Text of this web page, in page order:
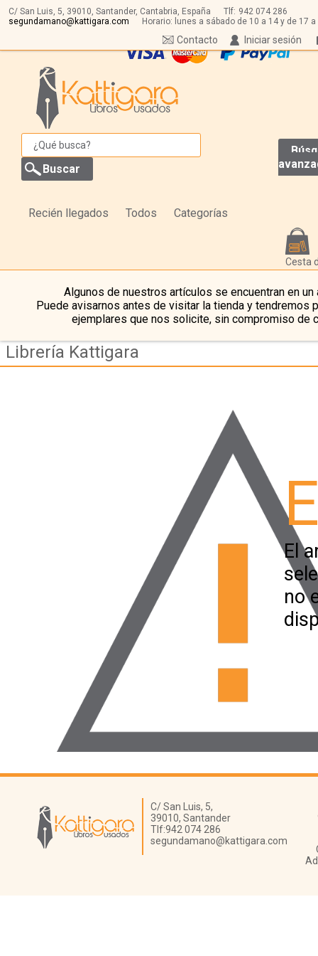
C/ San Luis, 5, 39010, Santander, Cantabria, España Tlf: 942 074 286
segundamano@kattigara.com
Horario: lunes a sábado de 10 a 14 y de 17 a
Iniciar sesión
Contacto
Recién llegados Todos Categorías
Cesta
Algunos de nuestros artículos se encuentran en un
Puede avisarnos antes de visitar la tienda y tendremos
ejemplares que nos solicite, sin compromiso de
Librería Kattigara
El
no
Librería Kattigara
C/ San Luis, 5,
39010, Santander
Tlf:942 074 286
segundamano@kattigara.com